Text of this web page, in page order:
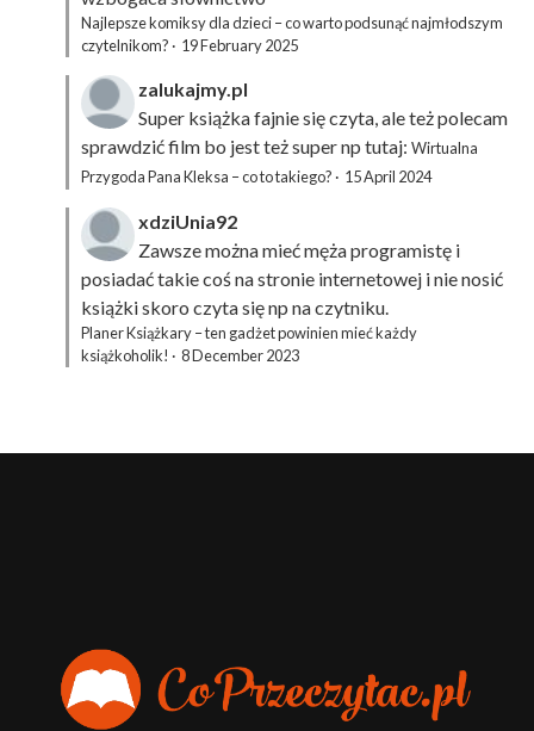
Najlepsze komiksy dla dzieci – co warto podsunąć najmłodszym
czytelnikom? · 19 February 2025
zalukajmy.pl
Super książka fajnie się czyta, ale też polecam
sprawdzić film bo jest też super np tutaj: Wirtualna
Przygoda Pana Kleksa – co to takiego? · 15 April 2024
xdziUnia92
Zawsze można mieć męża programistę i
posiadać takie coś na stronie internetowej i nie nosić
książki skoro czyta się np na czytniku.
Planer Książkary – ten gadżet powinien mieć każdy
książkoholik! · 8 December 2023